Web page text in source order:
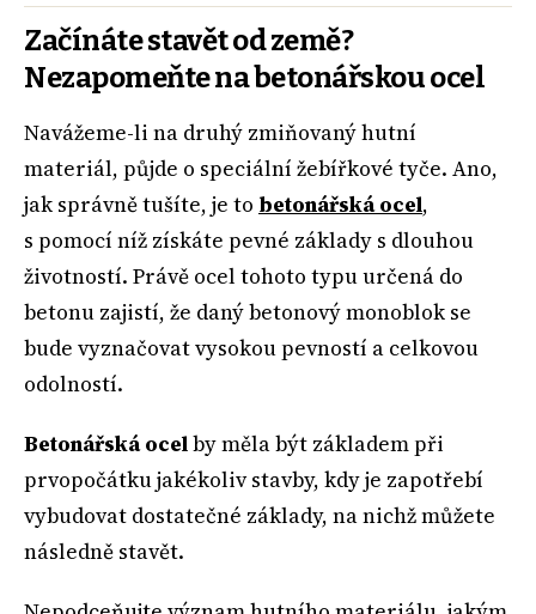
Začínáte stavět od země?
Nezapomeňte na betonářskou ocel
Navážeme-li na druhý zmiňovaný hutní
materiál, půjde o speciální žebířkové tyče. Ano,
jak správně tušíte, je to betonářská ocel,
s pomocí níž získáte pevné základy s dlouhou
životností. Právě ocel tohoto typu určená do
betonu zajistí, že daný betonový monoblok se
bude vyznačovat vysokou pevností a celkovou
odolností.
Betonářská ocelby měla být základem při
prvopočátku jakékoliv stavby, kdy je zapotřebí
vybudovat dostatečné základy, na nichž můžete
následně stavět.